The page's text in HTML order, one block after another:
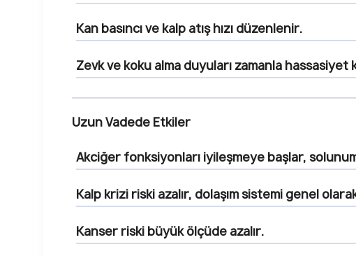
Kan basıncı ve kalp atış hızı düzenlenir.
Zevk ve koku alma duyuları zamanla hassasiyet
Uzun Vadede Etkiler
Akciğer fonksiyonları iyileşmeye başlar,
Kalp krizi riski azalır, dolaşım sistemi genel
Kanser riski büyük ölçüde azalır.